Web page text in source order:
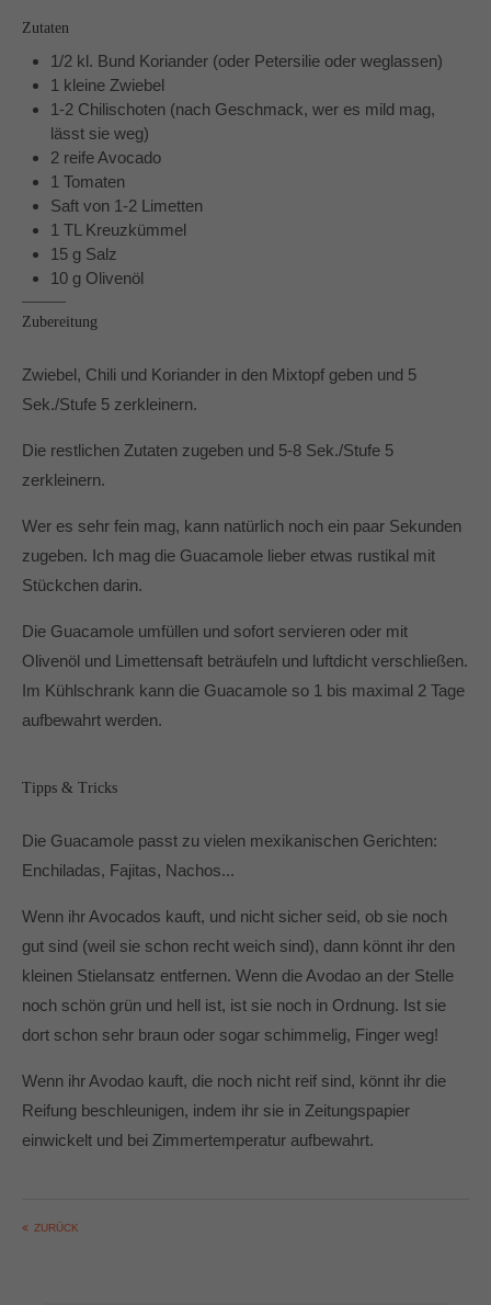
Schreibt mir!
technikgenuss
Maren Kuçi
Keplerstr. 65
41236 Mönchengladbach
0151 42130988
maren@technikgenuss.de
Über mich
Ich koche und backe mit Leidenschaft.
Pampered Chef® und der Thermomix® TM6.
Zutaten
1/2 kl. Bund Koriander (oder Petersilie oder weglassen)
1 kleine Zwiebel
1-2 Chilischoten (nach Geschmack, wer es mild mag,
lässt sie weg)
2 reife Avocado
1 Tomaten
Saft von 1-2 Limetten
1 TL Kreuzkümmel
15 g Salz
10 g Olivenöl
Zubereitung
Zwiebel, Chili und Koriander in den Mixtopf geben und 5
Sek./Stufe 5 zerkleinern.
Die restlichen Zutaten zugeben und 5-8 Sek./Stufe 5
zerkleinern.
Wer es sehr fein mag, kann natürlich noch ein paar Sekunden
zugeben. Ich mag die Guacamole lieber etwas rustikal mit
Stückchen darin.
Die Guacamole umfüllen und sofort servieren oder mit
Olivenöl und Limettensaft beträufeln und luftdicht verschließen.
Im Kühlschrank kann die Guacamole so 1 bis maximal 2 Tage
aufbewahrt werden.
Tipps & Tricks
Die Guacamole passt zu vielen mexikanischen Gerichten:
Enchiladas, Fajitas, Nachos...
Wenn ihr Avocados kauft, und nicht sicher seid, ob sie noch
gut sind (weil sie schon recht weich sind), dann könnt ihr den
kleinen Stielansatz entfernen. Wenn die Avodao an der Stelle
noch schön grün und hell ist, ist sie noch in Ordnung. Ist sie
dort schon sehr braun oder sogar schimmelig, Finger weg!
Wenn ihr Avodao kauft, die noch nicht reif sind, könnt ihr die
Reifung beschleunigen, indem ihr sie in Zeitungspapier
einwickelt und bei Zimmertemperatur aufbewahrt.
ZURÜCK